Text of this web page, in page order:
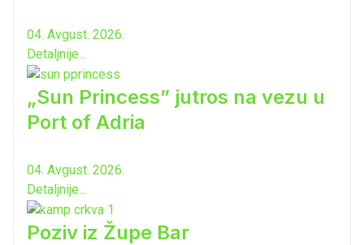
04. Avgust. 2026.
Detaljnije...
„Sun Princess” jutros na vezu u
Port of Adria
04. Avgust. 2026.
Detaljnije...
Poziv iz Župe Bar